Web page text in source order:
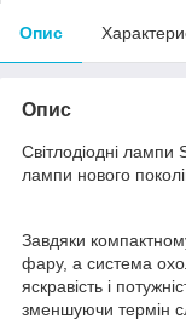
Опис
Опис
Світлодіодні лампи
лампи нового
Завдяки
фару, а система
яскравість і
зменшуючи термін